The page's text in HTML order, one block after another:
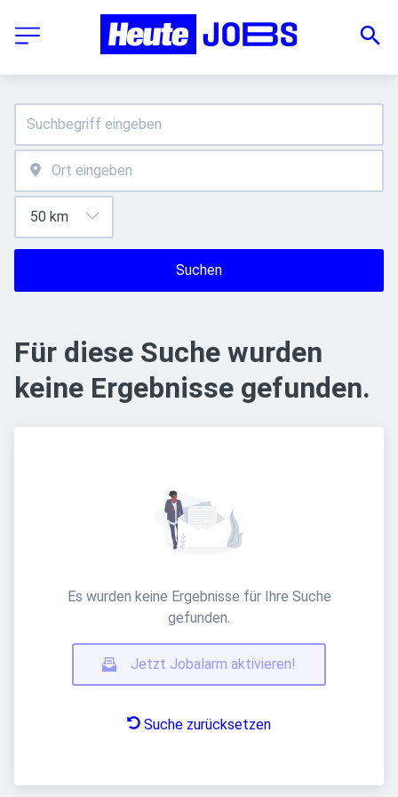
Suchen
Für diese Suche wurden
keine Ergebnisse gefunden.
Es wurden keine Ergebnisse für Ihre Suche
gefunden.
Jetzt Jobalarm aktivieren!
Suche zurücksetzen